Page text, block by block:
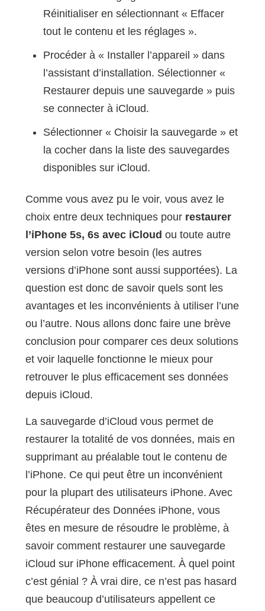
Réinitialiser en sélectionnant « Effacer
tout le contenu et les réglages ».
Procéder à « Installer l’appareil » dans
l’assistant d’installation. Sélectionner «
Restaurer depuis une sauvegarde » puis
se connecter à iCloud.
Sélectionner « Choisir la sauvegarde » et
la cocher dans la liste des sauvegardes
disponibles sur iCloud.
Comme vous avez pu le voir, vous avez le
choix entre deux techniques pour restaurer
l’iPhone 5s, 6s avec iCloud ou toute autre
version selon votre besoin (les autres
versions d’iPhone sont aussi supportées). La
question est donc de savoir quels sont les
avantages et les inconvénients à utiliser l’une
ou l’autre. Nous allons donc faire une brève
conclusion pour comparer ces deux solutions
et voir laquelle fonctionne le mieux pour
retrouver le plus efficacement ses données
depuis iCloud.
La sauvegarde d’iCloud vous permet de
restaurer la totalité de vos données, mais en
supprimant au préalable tout le contenu de
l’iPhone. Ce qui peut être un inconvénient
pour la plupart des utilisateurs iPhone. Avec
Récupérateur des Données iPhone, vous
êtes en mesure de résoudre le problème, à
savoir comment restaurer une sauvegarde
iCloud sur iPhone efficacement. À quel point
c’est génial ? À vrai dire, ce n’est pas hasard
que beaucoup d’utilisateurs appellent ce